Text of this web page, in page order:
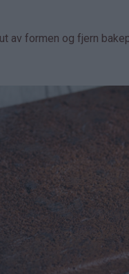
av formen og fjern